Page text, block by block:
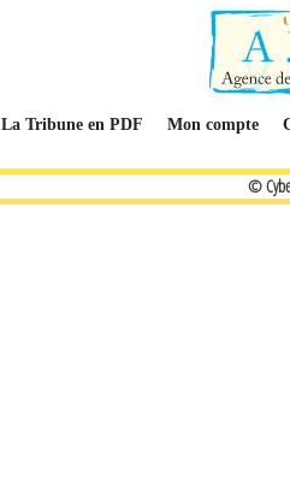
La Tribune en PDF Mon compte
©